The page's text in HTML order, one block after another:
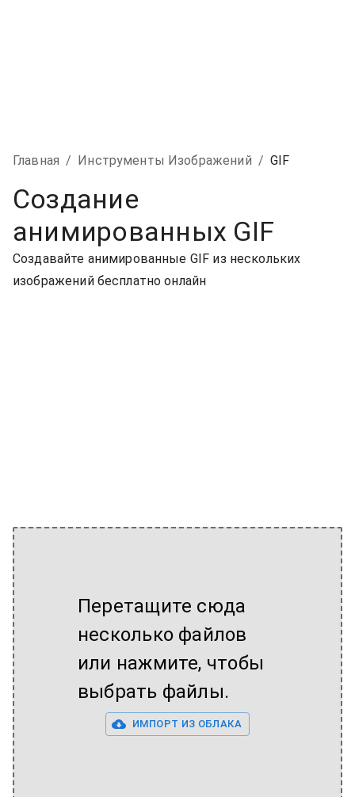
Главная / Инструменты Изображений / GIF
Создание
анимированных GIF
Создавайте анимированные GIF из нескольких
изображений бесплатно онлайн
Перетащите сюда
несколько файлов
или нажмите, чтобы
выбрать файлы.
ИМПОРТ ИЗ ОБЛАКА